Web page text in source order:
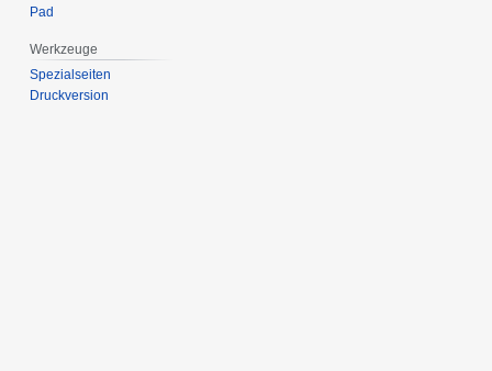
Pad
Werkzeuge
Spezialseiten
Druckversion